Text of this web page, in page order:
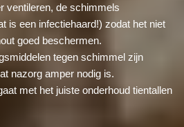
ventileren, de schimmels
is een infectiehaard!) zodat het niet
goed beschermen.
tegen schimmel zijn
nazorg amper nodig is.
met het juiste onderhoud tientallen